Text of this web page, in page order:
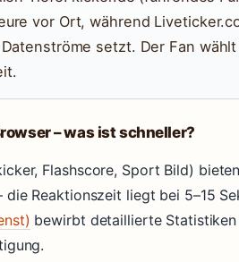
vor Ort, während
setzt. Der Fan
– was ist schneller?
Flashscore, Sport Bild)
die Reaktionszeit liegt bei 5–15
bewirbt detaillierte